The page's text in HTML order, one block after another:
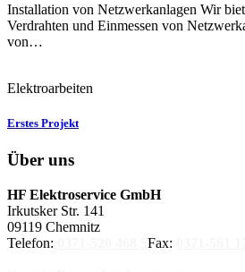
Installation von Netzwerkanlagen Wir
Verdrahten und Einmessen von
von…
Elektroarbeiten
Erstes Projekt
Über uns
HF Elektroservice GmbH
Irkutsker Str. 141
09119 Chemnitz
Telefon:
Fax: